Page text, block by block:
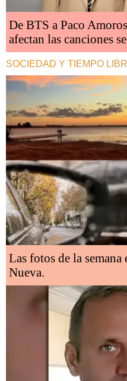
De BTS a Paco
afectan las canciones
SOCIEDAD Y TIEMPO
Las fotos de la
Nueva.